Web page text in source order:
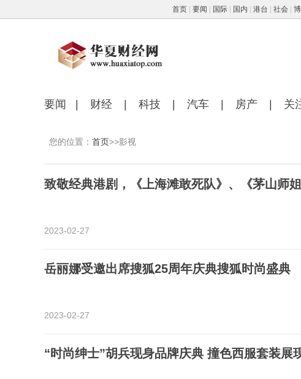
首页| 要闻 国际| 国内 港台 社会|
要闻 财经 科技 汽车 房产 关
您的位置： 首页>>影视
致敬经典港剧，《上海滩敢死队》、《茅山师
2023-02-27
岳丽娜受邀出席搜狐25周年庆典搜狐时尚盛典
2023-02-27
“时尚绅士”胡兵现身品牌庆典 撞色西服套装展